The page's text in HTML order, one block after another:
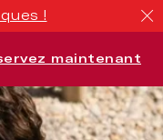
!
maintenant